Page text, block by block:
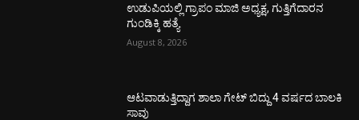
ಉಡುಪಿಯಲ್ಲಿ ಗ್ರಾಪಂ ಮಾಜಿ ಅಧ್ಯಕ್ಷ, ಗುತ್ತಿಗೆದಾರನ
ಗುಂಡಿಕ್ಕಿ ಹತ್ಯೆ
August 8, 2026
ಆಟವಾಡುತ್ತಿದ್ದಾಗ ಶಾಲಾ ಗೇಟ್‌ ಬಿದ್ದು 4 ವರ್ಷದ ಬಾಲಕಿ
ಸಾವು